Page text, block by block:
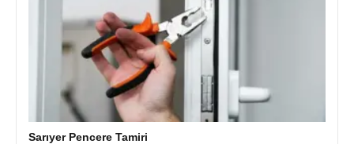
Sarıyer Pencere Tamiri